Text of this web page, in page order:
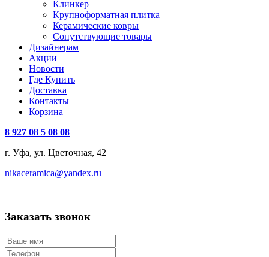
Клинкер
Крупноформатная плитка
Керамические ковры
Сопутствующие товары
Дизайнерам
Акции
Новости
Где Купить
Доставка
Контакты
Корзина
8 927 08 5 08 08
г. Уфа, ул. Цветочная, 42
nikaceramica@yandex.ru
Заказать звонок